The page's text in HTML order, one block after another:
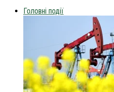
Головні події